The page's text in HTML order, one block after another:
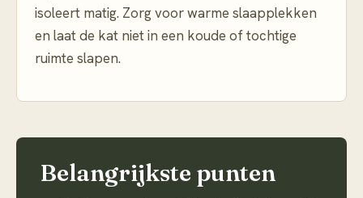
isoleert matig. Zorg voor warme slaapplekken
en laat de kat niet in een koude of tochtige
ruimte slapen.
Belangrijkste punten